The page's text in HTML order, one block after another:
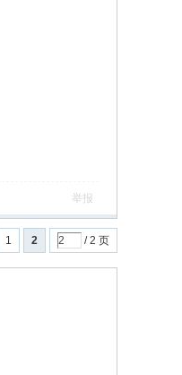
举报
1 2 / 2 页